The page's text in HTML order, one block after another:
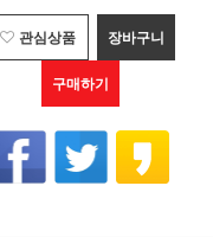
관심상품 장바구니
구매하기